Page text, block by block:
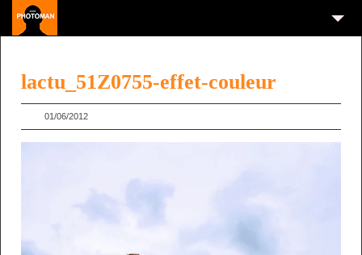
lactu_51Z0755-effet-couleur
01/06/2012